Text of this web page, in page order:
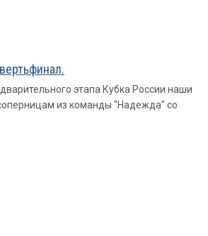
этапа Кубка России наши
из команды "Надежда" со